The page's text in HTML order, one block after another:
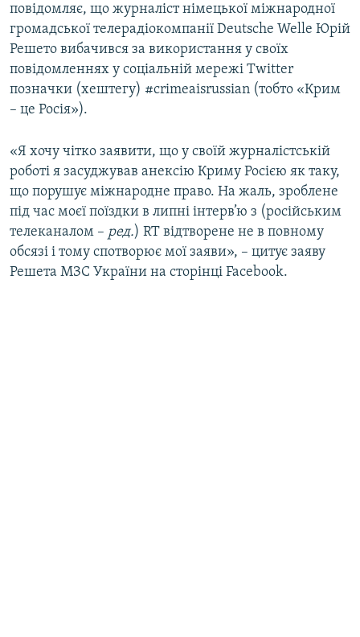
СПЕЦПРОЕКТИ
ДЕПОРТАЦІЯ
ВІДЕОУРОКИ «ELIFBE»
СВІДЧЕННЯ ОКУПАЦІЇ
ІНФОГРАФІКА
ЯК ОБІЙТИ БЛОКУВАННЯ
Русский
Qırımtatar
ДОЛУЧАЙСЯ!
Усі сайти RFE/RL
повідомляє, що журналіст німецької міжнародної
громадської телерадіокомпанії Deutsche Welle Юрій
Решето вибачився за використання у своїх
повідомленнях у соціальній мережі Twitter
позначки (хештегу)‪ #‎crimeaisrussian (тобто «Крим
– це Росія»).
«Я хочу чітко заявити, що у своїй журналістській
роботі я засуджував анексію Криму Росією як таку,
що порушує міжнародне право. На жаль, зроблене
під час моєї поїздки в липні інтерв’ю з (російським
телеканалом – ред.) RT відтворене не в повному
обсязі і тому спотворює мої заяви», – цитує заяву
Решета МЗС України на сторінці Facebook.